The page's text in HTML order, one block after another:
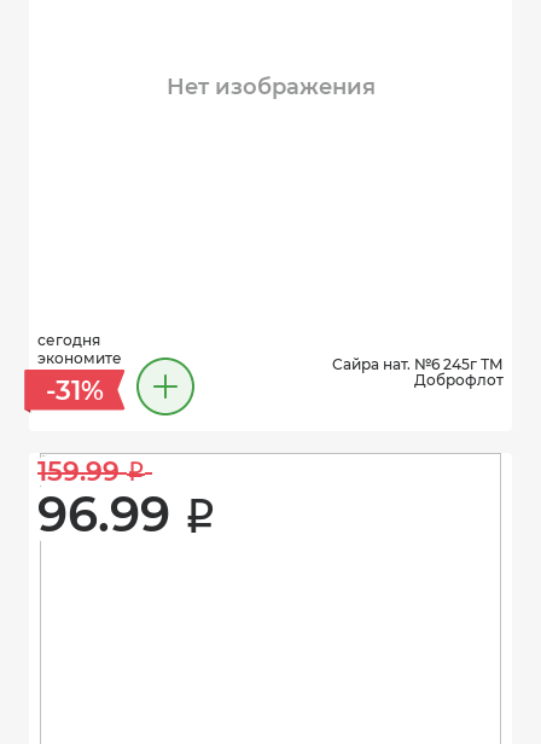
Нет изображения
сегодня
экономите
-31%
Сайра нат. №6 245г ТМ
Доброфлот
159.99 i
96.99 i